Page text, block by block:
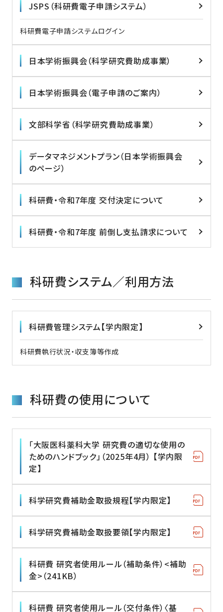
JSPS（科研費電子申請システム）
科研費電子申請システムログイン
日本学術振興会（科学研究費助成事業）
日本学術振興会（電子申請のご案内）
文部科学省（科学研究費助成事業）
データマネジメントプラン（日本学術振興会
のページ）
科研費・令和7年度 交付決定について
科研費・令和7年度 前倒し支払請求について
科研費システム／利用方法
科研費管理システム【学内限定】
科研費執行状況・収支簿等作成
科研費の使用について
「大阪医科薬科大学 研究費の適切な使用の
ためのハンドブック」（2025年4月） 【学内限
定】
科学研究費補助金取扱規程【学内限定】
科学研究費補助金取扱要領【学内限定】
科研費 研究者使用ルール（補助条件）<補助
金>（241KB）
科研費 研究者使用ルール（交付条件）〈基